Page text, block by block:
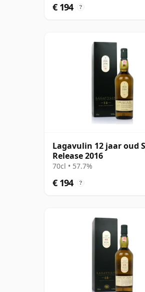
€ 194 ?
Lagavulin 12 jaar oud
Release 2016
70cl • 57.7%
€ 194 ?